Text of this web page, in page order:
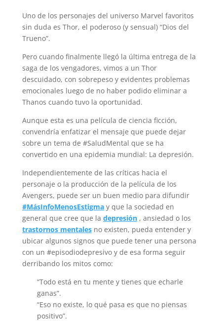
Uno de los personajes del universo Marvel favoritos
sin duda es Thor, el poderoso (y sensual) “Dios del
Trueno”.
Pero cuando finalmente llegó la última entrega de la
saga de los vengadores, vimos a un Thor
descuidado, con sobrepeso y evidentes problemas
emocionales luego de no haber podido eliminar a
Thanos cuando tuvo la oportunidad.
Aunque esta es una película de ciencia ficción,
convendría enfatizar el mensaje que puede dejar
sobre un tema de #SaludMental que se ha
convertido en una epidemia mundial: La depresión.
Independientemente de las críticas hacia el
personaje o la producción de la película de los
Avengers, puede ser un buen medio para difundir
#MásInfoMenosEstigmay que la sociedad en
general que cree que la depresión, ansiedad o los
trastornos mentalesno existen, pueda entender y
ubicar algunos signos que puede tener una persona
con un #episodiodepresivo y de esa forma seguir
derribando los mitos como:
“Todo está en tu mente y tienes que echarle
ganas”.
“Eso no existe, lo qué pasa es que no piensas
positivo”.